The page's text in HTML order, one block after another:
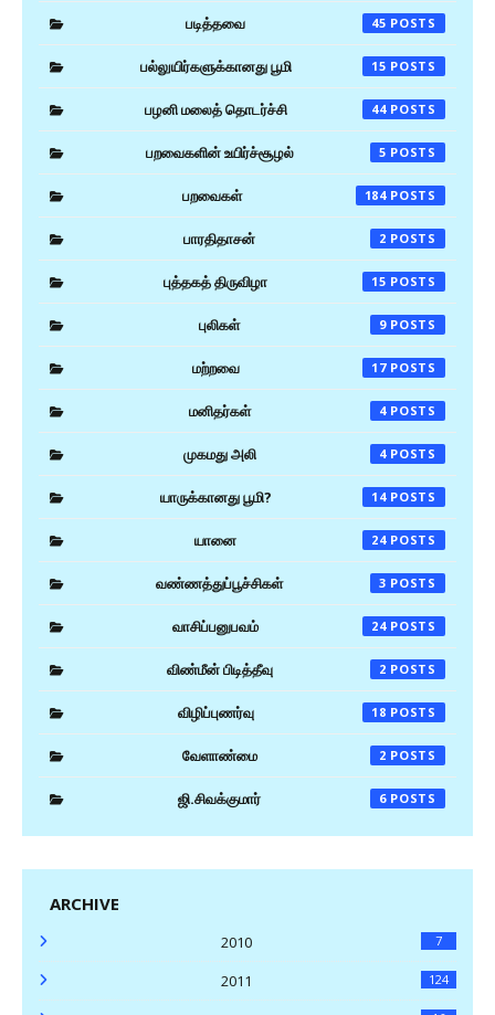
படித்தவை 45
பல்லுயிர்களுக்கானது பூமி 15
பழனி மலைத் தொடர்ச்சி 44
பறவைகளின் உயிர்ச்சூழல் 5
பறவைகள் 184
பாரதிதாசன் 2
புத்தகத் திருவிழா 15
புலிகள் 9
மற்றவை 17
மனிதர்கள் 4
முகமது அலி 4
யாருக்கானது பூமி? 14
யானை 24
வண்ணத்துப்பூச்சிகள் 3
வாசிப்பனுபவம் 24
விண்மீன் பிடித்தீவு 2
விழிப்புணர்வு 18
வேளாண்மை 2
ஜி.சிவக்குமார் 6
ARCHIVE
2010 7
2011 124